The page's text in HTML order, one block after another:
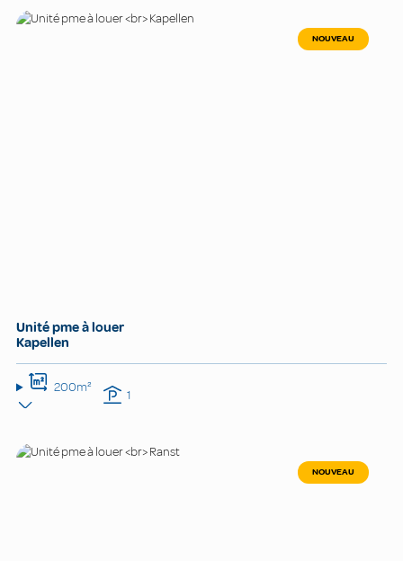
NOUVEAU
Unité pme à louer
Kapellen
200m² 1
NOUVEAU